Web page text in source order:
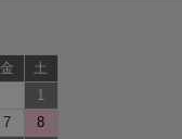
金
土
1
7
8